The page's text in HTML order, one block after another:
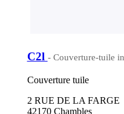
C2l - Couverture-tuile
Couverture tuile
2 RUE DE LA FARGE
42170 Chambles